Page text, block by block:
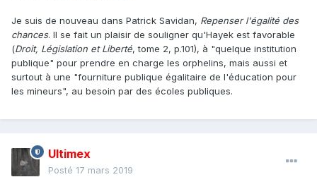
Je suis de nouveau dans Patrick Savidan, Repenser l'égalité des
chances. Il se fait un plaisir de souligner qu'Hayek est favorable
(Droit, Législation et Liberté, tome 2, p.101), à "quelque institution
publique" pour prendre en charge les orphelins, mais aussi et
surtout à une "fourniture publique égalitaire de l'éducation pour
les mineurs", au besoin par des écoles publiques.
Ultimex
Posté 17 mars 2019